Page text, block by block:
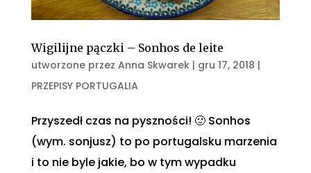
Wigilijne pączki – Sonhos de leite
utworzone przez Anna Skwarek| gru 17, 2018 |
PRZEPISY PORTUGALIA
Przyszedł czas na pyszności! 🙂 Sonhos
(wym. sonjusz) to po portugalsku marzenia
i to nie byle jakie, bo w tym wypadku